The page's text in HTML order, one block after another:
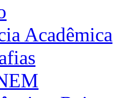
Acadêmica